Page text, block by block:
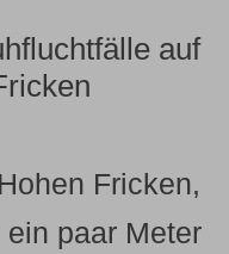
auf
Fricken,
paar Meter